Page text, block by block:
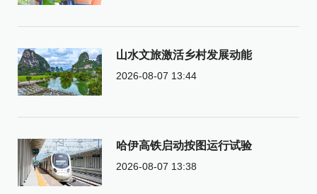
山水文旅激活乡村发展动能
2026-08-07 13:44
哈伊高铁启动按图运行试验
2026-08-07 13:38